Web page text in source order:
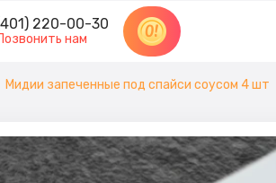
220-00-30
нам
Мидии запеченные под спайси соусом 4 шт